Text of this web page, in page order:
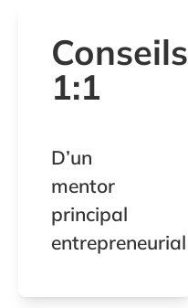
Conseils
1:1
D’un
mentor
principal
entrepreneurial